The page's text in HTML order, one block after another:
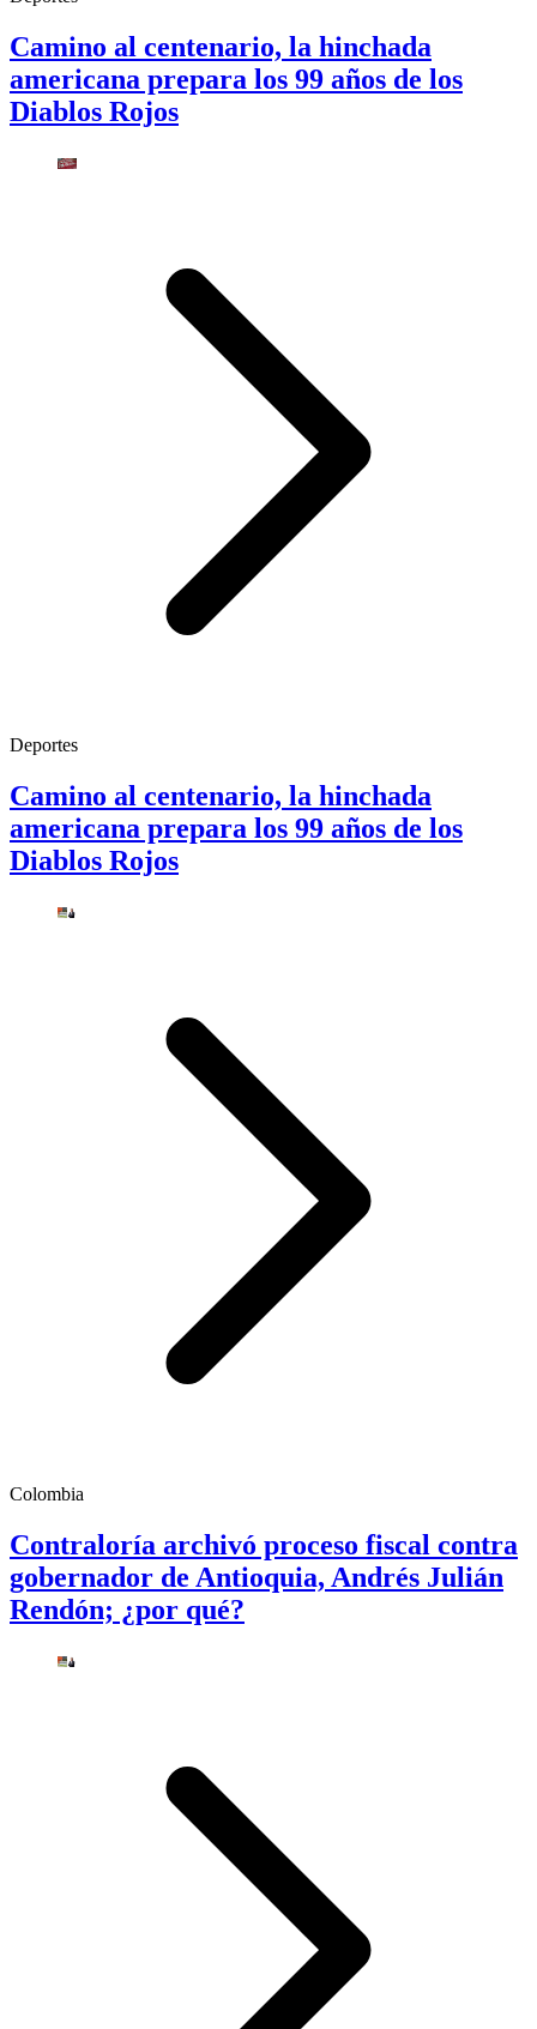
Camino al centenario, la hinchada
americana prepara los 99 años de los
Diablos Rojos
Deportes
Camino al centenario, la hinchada
americana prepara los 99 años de los
Diablos Rojos
Colombia
Contraloría archivó proceso fiscal contra
gobernador de Antioquia, Andrés Julián
Rendón; ¿por qué?